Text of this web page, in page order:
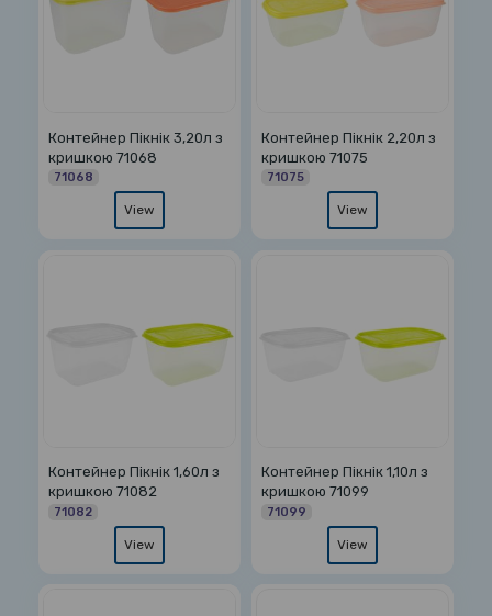
Контейнер Пікнік 3,20л з
кришкою 71068
71068
View
Контейнер Пікнік 2,20л з
кришкою 71075
71075
View
Контейнер Пікнік 1,60л з
кришкою 71082
71082
View
Контейнер Пікнік 1,10л з
кришкою 71099
71099
View